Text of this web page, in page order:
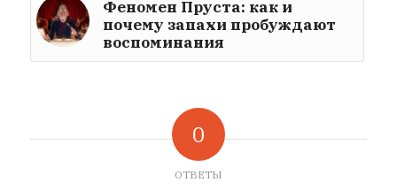
Феномен Пруста: как и
почему запахи пробуждают
воспоминания
0
ОТВЕТЫ